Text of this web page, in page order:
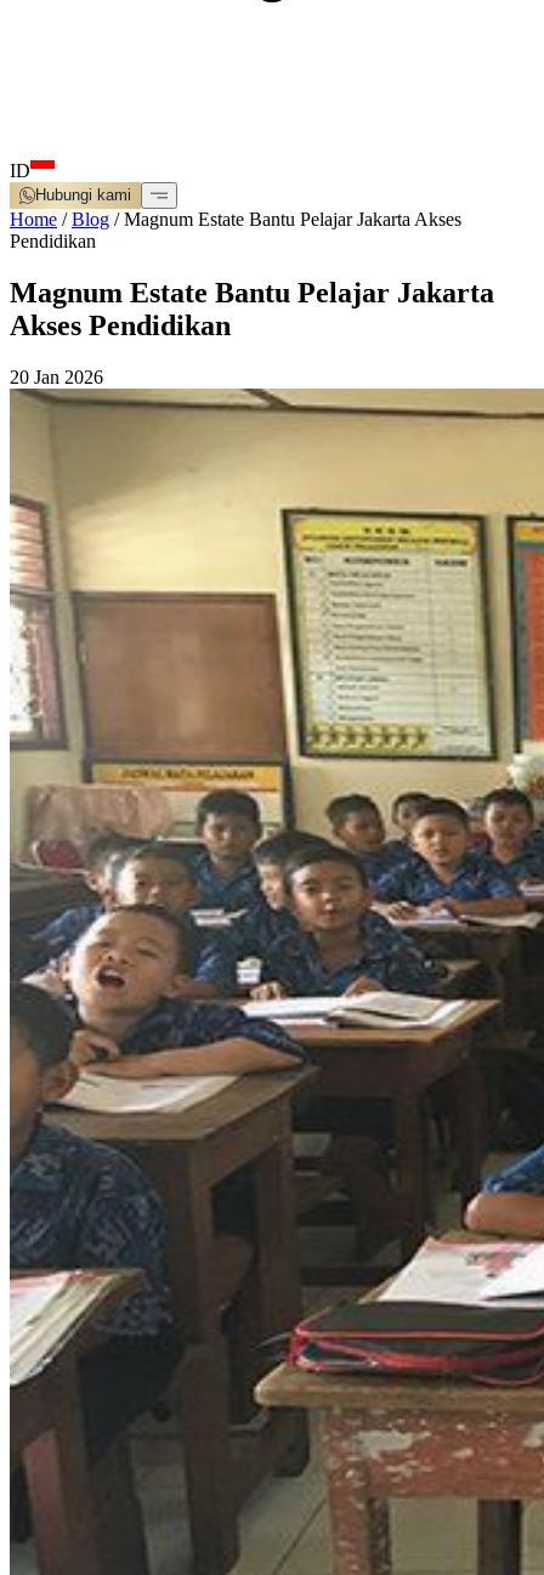
ID
Hubungi kami
Home /Blog /Magnum Estate Bantu Pelajar Jakarta Akses
Pendidikan
Magnum Estate Bantu Pelajar Jakarta
Akses Pendidikan
20 Jan 2026